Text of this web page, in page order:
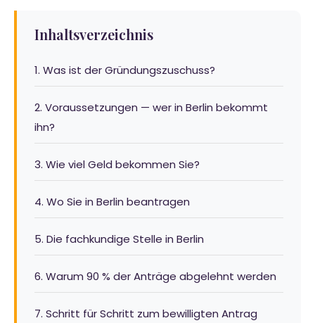
Inhaltsverzeichnis
1. Was ist der Gründungszuschuss?
2. Voraussetzungen — wer in Berlin bekommt
ihn?
3. Wie viel Geld bekommen Sie?
4. Wo Sie in Berlin beantragen
5. Die fachkundige Stelle in Berlin
6. Warum 90 % der Anträge abgelehnt werden
7. Schritt für Schritt zum bewilligten Antrag